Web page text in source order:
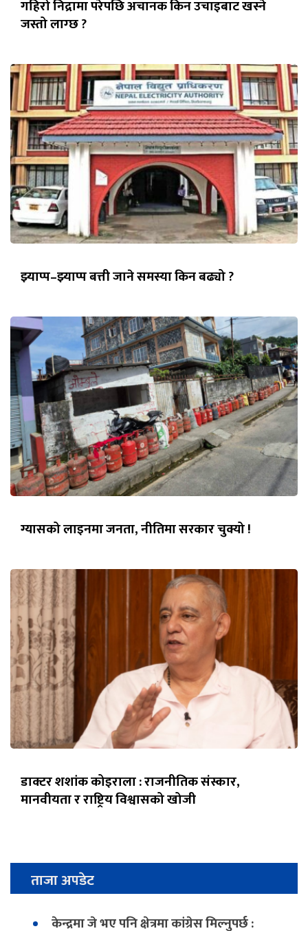
गहिरो निद्रामा परेपछि अचानक किन उचाइबाट खस्ने
जस्तो लाग्छ ?
झ्याप्प–झ्याप्प बत्ती जाने समस्या किन बढ्यो ?
ग्यासको लाइनमा जनता, नीतिमा सरकार चुक्यो !
डाक्टर शशांक कोइराला : राजनीतिक संस्कार,
मानवीयता र राष्ट्रिय विश्वासको खोजी
ताजा अपडेट
केन्द्रमा जे भए पनि क्षेत्रमा कांग्रेस मिल्नुपर्छ :